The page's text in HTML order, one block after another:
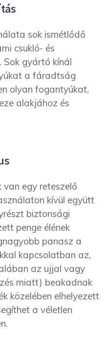
sok ismétlődő
csukló- és
Sok gyártó kínál
a fáradtság
olyan fogantyúkat,
alakjához és
egy reteszelő
kívül együtt
biztonsági
penge élének
panasz a
kapcsolatban az,
az ujjal vagy
miatt) beakadnak
közelében elhelyezett
a véletlen